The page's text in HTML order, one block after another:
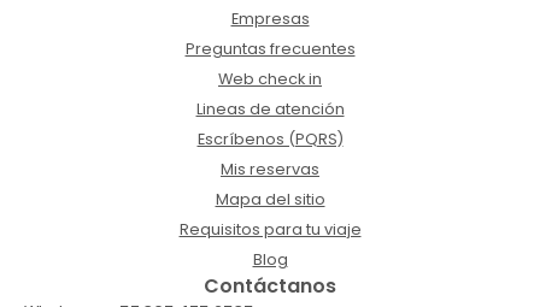
Empresas
Preguntas frecuentes
Web check in
Lineas de atención
Escríbenos (PQRS)
Mis reservas
Mapa del sitio
Requisitos para tu viaje
Blog
Contáctanos